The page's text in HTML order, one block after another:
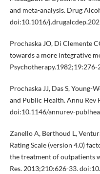
and meta-analysis. Drug
doi:10.1016/
Prochaska JO, Di Clemente
towards a more integrative
Psychotherapy.1982;19:276-
Prochaska JJ, Das S, Young-
and Public Health. Annu
doi:10.1146/annurev-
Zanello A, Berthoud L,
Rating Scale (version 4.0)
the treatment of outpatients
Res. 2013;210:626-33.